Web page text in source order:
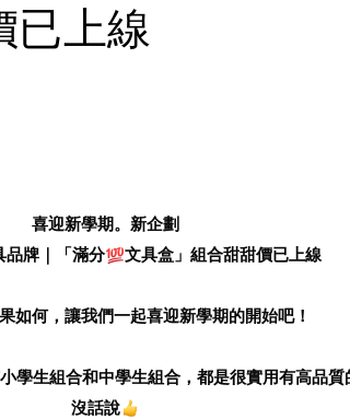
已上線
喜迎新學期。新企劃
品牌｜「滿分
文具盒」組合甜甜價已上線
如何，讓我們一起喜迎新學期的開始吧！
學生組合和中學生組合，都是很實用有高品質
沒話說